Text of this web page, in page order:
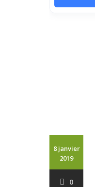
8 janvier
2019
0